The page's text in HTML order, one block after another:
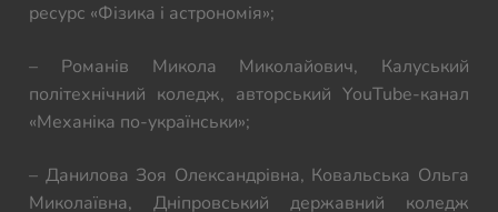
ресурс «Фізика і астрономія»;
– Романів Микола Миколайович, Калуський
політехнічний коледж, авторський YouTube-канал
«Механіка по-українськи»;
– Данилова Зоя Олександрівна, Ковальська Ольга
Миколаївна, Дніпровський державний коледж